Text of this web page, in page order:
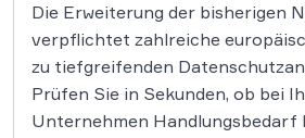
Die Erweiterung der bisherigen
verpflichtet zahlreiche
zu tiefgreifenden
Prüfen Sie in Sekunden, ob bei
Unternehmen Handlungsbedarf